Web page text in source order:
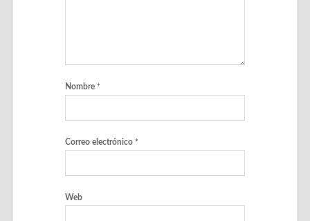
Nombre *
Correo electrónico *
Web